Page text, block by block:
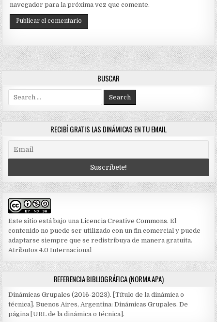
navegador para la próxima vez que comente.
BUSCAR
for:
RECIBÍ GRATIS LAS DINÁMICAS EN TU EMAIL
Este sitio está bajo unaLicencia Creative Commons. El
contenido no puede ser utilizado con un fin comercial y puede
adaptarse siempre que se redistribuya de manera gratuita.
Atributos 4.0 Internacional
REFERENCIA BIBLIOGRÁFICA (NORMA APA)
Dinámicas Grupales (2016-2023). [Título de la dinámica o
técnica]. Buenos Aires, Argentina: Dinámicas Grupales. De
página [URL de la dinámica o técnica].